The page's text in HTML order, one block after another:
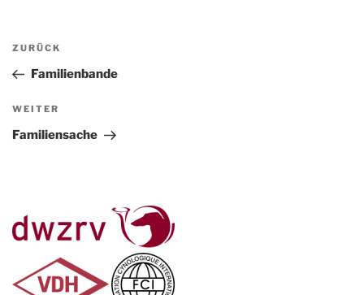
Beitragsnavigation
Vorheriger
Beitrag
ZURÜCK
Familienbande
Nächster
Beitrag
WEITER
Familiensache